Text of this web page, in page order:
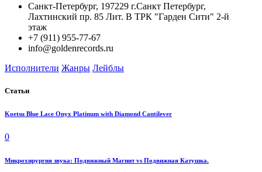
Санкт-Петербург, 197229 г.Санкт Петербург,
Лахтинский пр. 85 Лит. B ТРК "Гарден Сити" 2-й
этаж
+7 (911) 955-77-67
info@goldenrecords.ru
Исполнители Жанры Лейблы
Статьи
Koetsu Blue Lace Onyx Platinum with Diamond Cantilever
0
Микрохирургия звука: Подвижный Магнит vs Подвижная Катушка.